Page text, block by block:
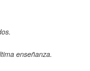
enseñanza.